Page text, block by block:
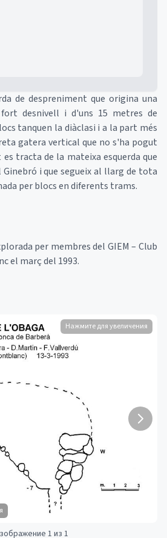
de despreniment que origina una
desnivell i d'uns 15 metres de
tanquen la diàclasi i a la part més
gatera vertical que no s'ha pogut
tracta de la mateixa esquerda que
i que segueix al llarg de tota
per blocs en diferents trams.
per membres del GIEM – Club
el març del 1993.
Нажмите для увеличения
1 из 1